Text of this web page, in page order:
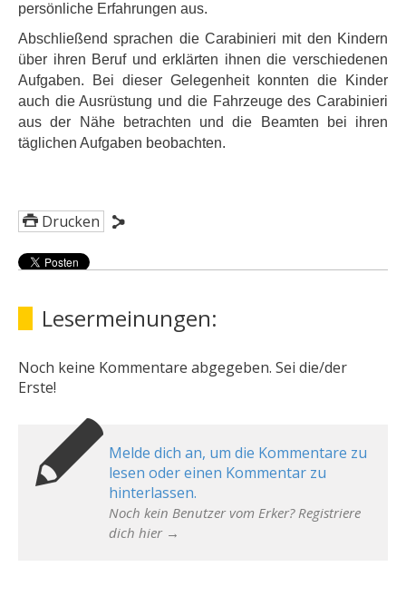
persönliche Erfahrungen aus.
Abschließend sprachen die Carabinieri mit den Kindern
über ihren Beruf und erklärten ihnen die verschiedenen
Aufgaben. Bei dieser Gelegenheit konnten die Kinder
auch die Ausrüstung und die Fahrzeuge des Carabinieri
aus der Nähe betrachten und die Beamten bei ihren
täglichen Aufgaben beobachten.
Drucken
Lesermeinungen:
Noch keine Kommentare abgegeben. Sei die/der
Erste!
Melde dich an, um die Kommentare zu
lesen oder einen Kommentar zu
hinterlassen.
Noch kein Benutzer vom Erker? Registriere
dich hier →